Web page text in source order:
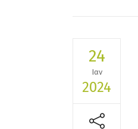
24
Ιαν
2024